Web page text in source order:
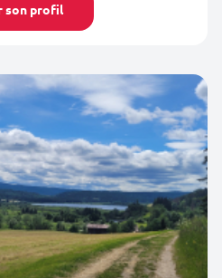
son profil